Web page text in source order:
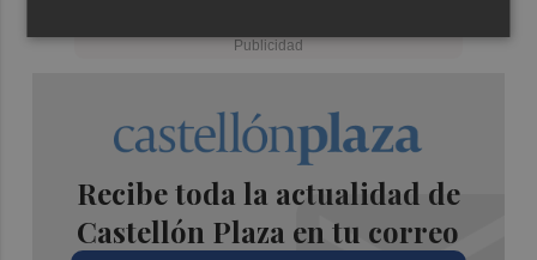
Recibe toda la actualidad de
Castellón Plaza en tu correo